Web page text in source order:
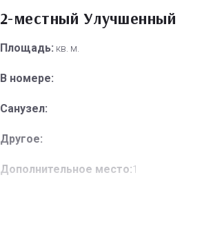
Дополнительное место:
2-местный Улучшенный
Площадь: кв. м.
В номере:
Санузел:
Другое:
Дополнительное место:1